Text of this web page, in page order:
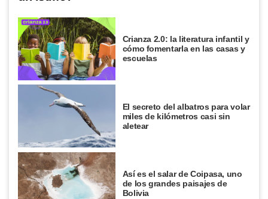
Crianza 2.0: la literatura infantil y
cómo fomentarla en las casas y
escuelas
El secreto del albatros para volar
miles de kilómetros casi sin
aletear
Así es el salar de Coipasa, uno
de los grandes paisajes de
Bolivia